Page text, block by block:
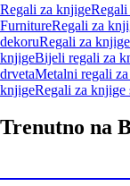
Regali za knjigeRegali
FurnitureRegali za
dekoruRegali za
knjigeBijeli regali za
drvetaMetalni regali
knjigeRegali za knjige
Trenutno na